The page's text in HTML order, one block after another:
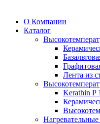
О Компании
Каталог
Лента из
Kerathin P